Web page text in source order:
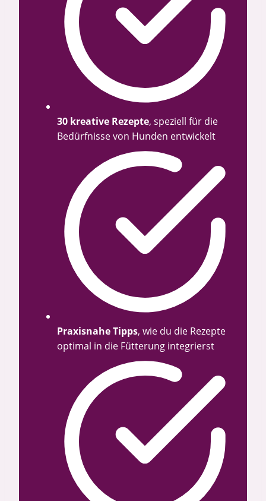
30 kreative Rezepte, speziell für die
Bedürfnisse von Hunden entwickelt
Praxisnahe Tipps, wie du die Rezepte
optimal in die Fütterung integrierst